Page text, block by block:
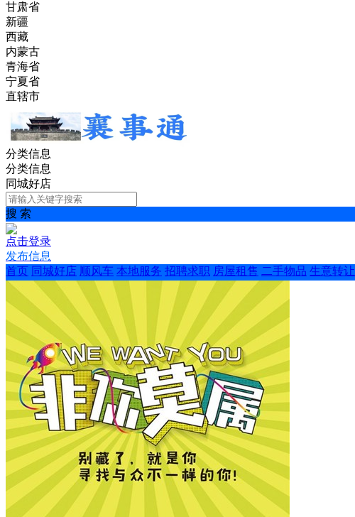
甘肃省
新疆
西藏
内蒙古
青海省
宁夏省
直辖市
分类信息
分类信息
同城好店
搜 索
点击登录
发布信息
首页 同城好店 顺风车 本地服务 招聘求职 房屋租售 二手物品 生意转让